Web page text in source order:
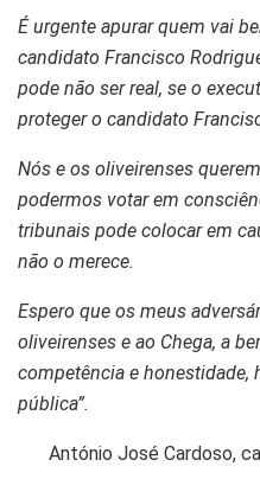
É urgente apurar quem vai
candidato Francisco
pode não ser real, se o
proteger o candidato
Nós e os oliveirenses
podermos votar em
tribunais pode colocar em
não o merece.
Espero que os meus
oliveirenses e ao Chega, a
competência e honestidade,
pública”.
António José Cardoso,